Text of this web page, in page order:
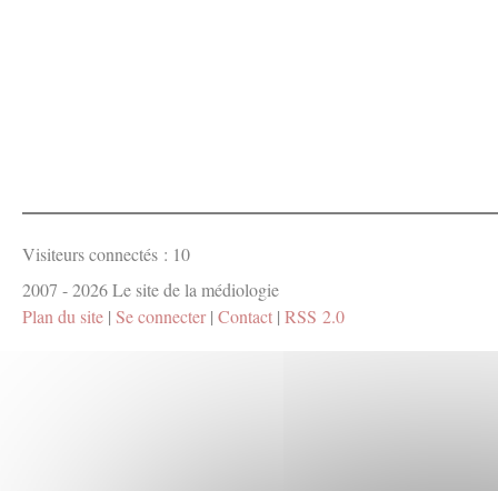
Visiteurs connectés : 10
2007 - 2026 Le site de la médiologie
Plan du site | Se connecter| Contact | RSS 2.0